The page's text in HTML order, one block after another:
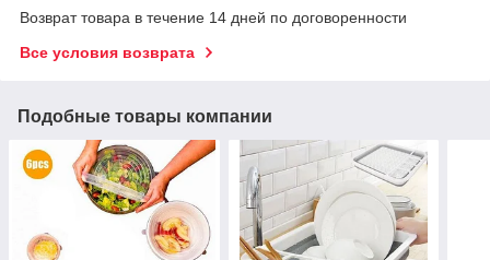
Возврат товара в течение 14 дней по договоренности
Все условия возврата
Подобные товары компании